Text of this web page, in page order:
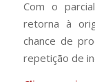
Com o
retorna à
chance de
repetição de